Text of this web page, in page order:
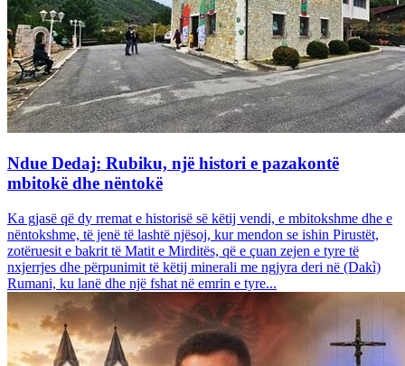
Ndue Dedaj: Rubiku, një histori e pazakontë
mbitokë dhe nëntokë
Ka gjasë që dy rremat e historisë së këtij vendi, e mbitokshme dhe e
nëntokshme, të jenë të lashtë njësoj, kur mendon se ishin Pirustët,
zotëruesit e bakrit të Matit e Mirditës, që e çuan zejen e tyre të
nxjerrjes dhe përpunimit të këtij minerali me ngjyra deri në (Dakì)
Rumani, ku lanë dhe një fshat në emrin e tyre...